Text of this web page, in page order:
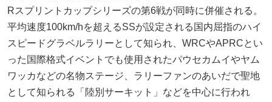
Rスプリントカップシリーズの第6戦が同時に併催される。
平均速度100km/hを超えるSSが設定される国内屈指のハイ
スピードグラベルラリーとして知られ、WRCやAPRCとい
った国際格式イベントでも使用されたパウセカムイやヤム
ワッカなどの名物ステージ、ラリーファンのあいだで聖地
として知られる「陸別サーキット」などを中心に行われ